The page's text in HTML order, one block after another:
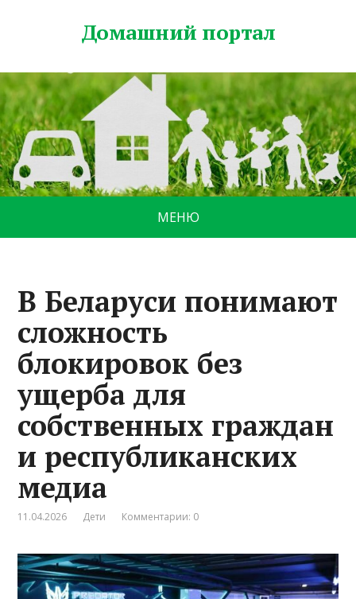
Домашний портал
МЕНЮ
В Беларуси понимают
сложность
блокировок без
ущерба для
собственных граждан
и республиканских
медиа
11.04.2026 Дети Комментарии: 0